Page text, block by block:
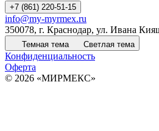
+7 (861) 220-51-15
info@my-myrmex.ru
350078, г. Краснодар, ул. Ивана
Темная тема Светлая тема
Конфиденциальность
Оферта
© 2026 «МИРМЕКС»